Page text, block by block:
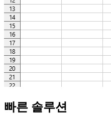
빠른 솔루션